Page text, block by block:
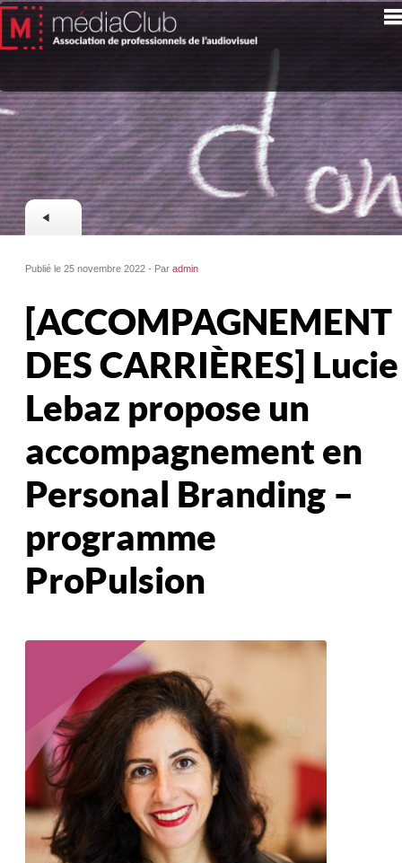
Publié le 25 novembre 2022 - Paradmin
[ACCOMPAGNEMENT
DES CARRIÈRES] Lucie
Lebaz propose un
accompagnement en
Personal Branding –
programme
ProPulsion